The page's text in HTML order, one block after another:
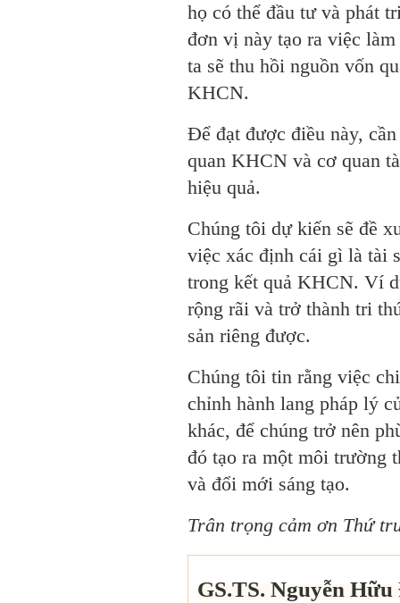
họ có thể đầu tư và phát
đơn vị này tạo ra việc
ta sẽ thu hồi nguồn vốn
KHCN.
Để đạt được điều này,
quan KHCN và cơ quan
hiệu quả.
Chúng tôi dự kiến sẽ đề
việc xác định cái gì là tài
trong kết quả KHCN. Ví
rộng rãi và trở thành tri
sản riêng được.
Chúng tôi tin rằng việc
chỉnh hành lang pháp lý
khác, để chúng trở nên
đó tạo ra một môi trường
và đổi mới sáng tạo.
Trân trọng cảm ơn Thứ
GS.TS. Nguyễn